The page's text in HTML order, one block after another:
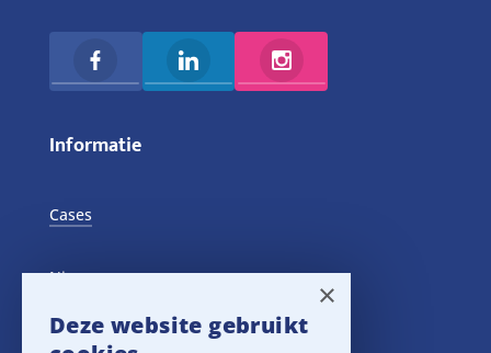
Informatie
Cases
Nieuws
Training Events
×
Deze website gebruikt